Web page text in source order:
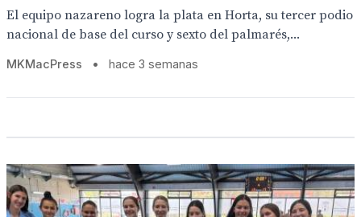
El equipo nazareno logra la plata en Horta, su tercer podio
nacional de base del curso y sexto del palmarés,...
MKMacPress • hace 3 semanas